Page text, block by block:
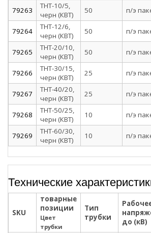
79263
ТНТ-10/5,
черн (КВТ)
50 п/э
79264
ТНТ-12/6,
черн (КВТ)
50 п/э
79265
ТНТ-20/10,
черн (КВТ)
50 п/э
79266
ТНТ-30/15,
черн (КВТ)
25 п/э
79267
ТНТ-40/20,
черн (КВТ)
25 п/э
79268
ТНТ-50/25,
черн (КВТ)
10 п/э
79269
ТНТ-60/30,
черн (КВТ)
10 п/э
Технические
SKU
товарные
позиции
Цвет
трубки
Тип
трубки
до (кВ)